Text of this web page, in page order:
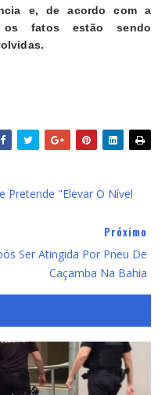
e, de acordo com a
os fatos estão sendo
Pretende "elevar O Nível
Próximo
Ser Atingida Por Pneu De
Caçamba Na Bahia